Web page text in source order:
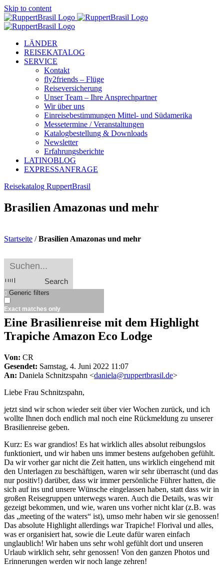
Skip to content
LÄNDER
REISEKATALOG
SERVICE
Kontakt
fly2friends – Flüge
Reiseversicherung
Unser Team – Ihre Ansprechpartner
Wir über uns
Einreisebestimmungen Mittel- und Südamerika
Messetermine / Veranstaltungen
Katalogbestellung & Downloads
Newsletter
Erfahrungsberichte
LATINOBLOG
EXPRESSANFRAGE
Reisekatalog RuppertBrasil
Brasilien Amazonas und mehr
Startseite /Brasilien Amazonas und mehr
Search
Generic filters
Exact matches only
Eine Brasilienreise mit dem Highlight
Trapiche Amazon Eco Lodge
Von: CR
Gesendet: Samstag, 4. Juni 2022 11:07
An: Daniela Schnitzspahn <daniela@ruppertbrasil.de>
Liebe Frau Schnitzspahn,
jetzt sind wir schon wieder seit über vier Wochen zurück, und ich
wollte Ihnen doch endlich mal noch eine Rückmeldung zu unserer
Brasilienreise geben.
Kurz: Es war grandios! Es hat wirklich alles absolut reibungslos
funktioniert, und wir haben uns immer bestens aufgehoben gefühlt.
Da wir vorher gar nicht die Zeit hatten, uns wirklich eingehend mit
den Unterlagen zu beschäftigen, waren wir sehr überrascht (und das
nur positiv!) darüber, dass wir immer persönliche Führer hatten, die
sich auf ins und unsere Wünsche eingelassen haben, statt dass wir in
großen Reisegruppen unterwegs waren. Auch die Details, was wir
gezeigt bekommen, und wie, waren uns vorher nicht klar (z.B. was
das „meeting of the waters“ ist), umso mehr haben wir sie genossen!
Das absolute Highlight allerdings war Trapiche! Florival und alles,
was er organisiert hat, sowie die Leute dafür waren einfach
unglaublich! Wir haben uns sehr wohl gefühlt dort und unseren
Urlaub wirklich sehr, sehr genossen! Von den ganzen Photos und
Erinnerungen werden wir noch lange zehren!